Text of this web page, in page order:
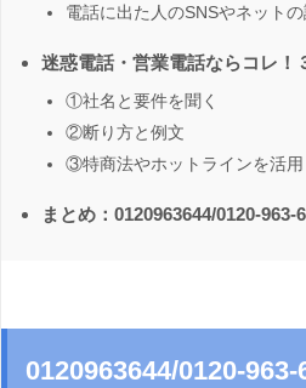
電話に出た人のSNSやネットの
迷惑電話・営業電話ならコレ！
①社名と要件を聞く
②断り方と例文
③特商法やホットラインを活用
まとめ：0120963644/0120-963-
0120963644/0120-